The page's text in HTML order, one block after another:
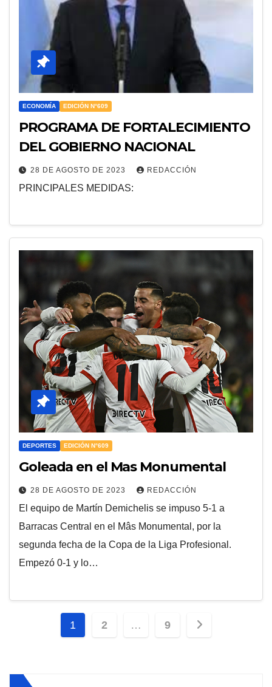
ECONOMÍA EDICIÓN N°609
PROGRAMA DE FORTALECIMIENTO
DEL GOBIERNO NACIONAL
28 DE AGOSTO DE 2023 REDACCIÓN
PRINCIPALES MEDIDAS:
DEPORTES EDICIÓN N°609
Goleada en el Mas Monumental
28 DE AGOSTO DE 2023 REDACCIÓN
El equipo de Martín Demichelis se impuso 5-1 a
Barracas Central en el Mâs Monumental, por la
segunda fecha de la Copa de la Liga Profesional.
Empezó 0-1 y lo…
Paginación
1 2 … 9